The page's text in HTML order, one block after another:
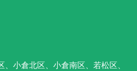
小倉北区、小倉南区、若松区、